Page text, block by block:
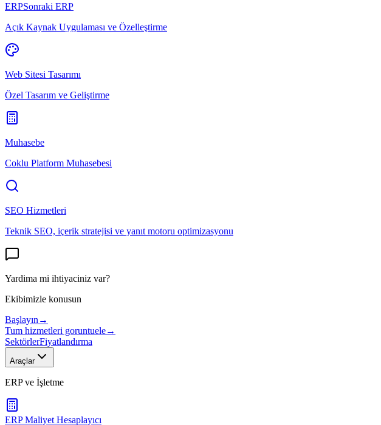
ERPSonraki ERP
Açık Kaynak Uygulaması ve Özelleştirme
Web Sitesi Tasarımı
Özel Tasarım ve Geliştirme
Muhasebe
Coklu Platform Muhasebesi
SEO Hizmetleri
Teknik SEO, içerik stratejisi ve yanıt motoru optimizasyonu
Yardima mi ihtiyaciniz var?
Ekibimizle konusun
Başlayın →
Tum hizmetleri goruntuele→
SektörlerFiyatlandırma
Araçlar
ERP ve İşletme
ERP Maliyet Hesaplayıcı